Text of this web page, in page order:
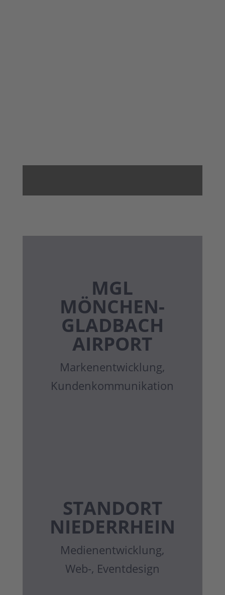
MGL
MÖNCHEN­
GLADBACH
AIRPORT
Marken­entwicklung,
Kunden­kommuni­kation
STAND­ORT
NIEDER­RHEIN
Medienent­wicklung,
Web-, Eventdesign